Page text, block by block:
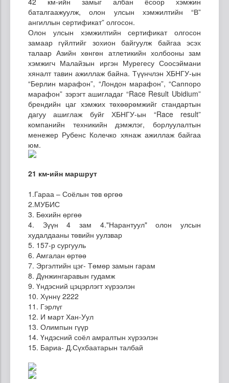
баталгаажуулж, олон улсын хэмжилтийн “В”
ангиллын сертификат” олгосон.
Олон улсын хэмжилтийн сертификат олгосон
замаар гүйлтийг зохион байгуулж байгаа эсэх
талаар Азийн хөнгөн атлетикийн холбооны зам
хэмжигч Малайзын иргэн Мурегесу Соосэймани
хяналт тавин ажиллаж байна. Түүнчлэн ХБНГУ-ын
“Берлин марафон”, “Лондон марафон”, “Саппоро
марафон” зэрэгт ашигладаг “Race Result Ubidium”
брендийн цаг хэмжих төхөөрөмжийг стандартын
дагуу ашиглаж буйг ХБНГУ-ын “Race result”
компанийн техникийн дэмжлэг, борлуулалтын
менежер Рубенс Колечко хянаж ажиллаж байгаа
юм.
21 км-ийн маршрут
1.Гараа – Соёлын төв өргөө
2.МУБИС
3. Бөхийн өргөө
4. Зүүн 4 зам 4."Нарантуул" олон улсын
худалдааны төвийн уулзвар
5. 157-р сургууль
6. Амгалан өртөө
7. Эргэлтийн цэг- Төмөр замын гарам
8. Дүнжингаравын гудамж
9. Үндэсний цэцэрлэгт хүрээлэн
10. Хүннү 2222
11. Гэрлүг
12. И март Хан-Уул
13. Олимпын гүүр
14. Үндэсний соёл амралтын хүрээлэн
15. Бариа- Д.Сүхбаатарын талбай